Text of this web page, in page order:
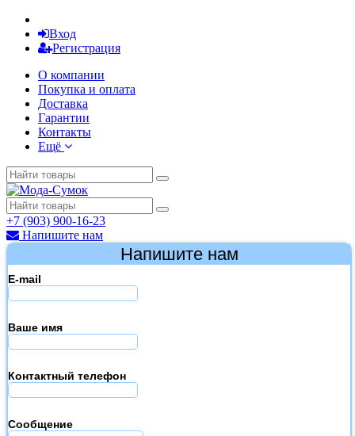
Вход
Регистрация
О компании
Покупка и оплата
Доставка
Гарантии
Контакты
Ещё
+7 (903) 900-16-23
Напишите нам
Напишите нам
E-mail
Ваше имя
Контактный телефон
Сообщение